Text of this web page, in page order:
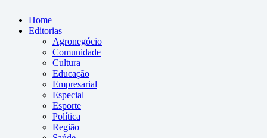
Home
Editorias
Agronegócio
Comunidade
Cultura
Educação
Empresarial
Especial
Esporte
Política
Região